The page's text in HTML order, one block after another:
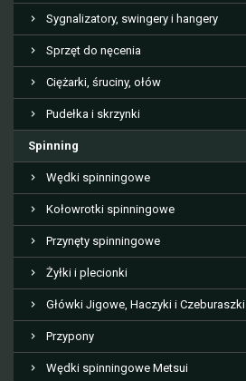
Sygnalizatory, swingery i hangery
Sprzęt do nęcenia
Ciężarki, śruciny, ołów
Pudełka i skrzynki
Spinning
Wędki spinningowe
Kołowrotki spinningowe
Przynęty spinningowe
Żyłki i plecionki
Główki Jigowe, Haczyki i Czeburaszki
Przypony
Wędki spinningowe Metsui